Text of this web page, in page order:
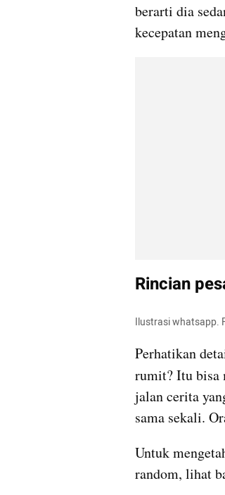
berarti dia
kecepatan
Rincian
Ilustrasi whatsapp.
Perhatikan
rumit? Itu bisa
jalan cerita
sama sekali.
Untuk
random, lihat